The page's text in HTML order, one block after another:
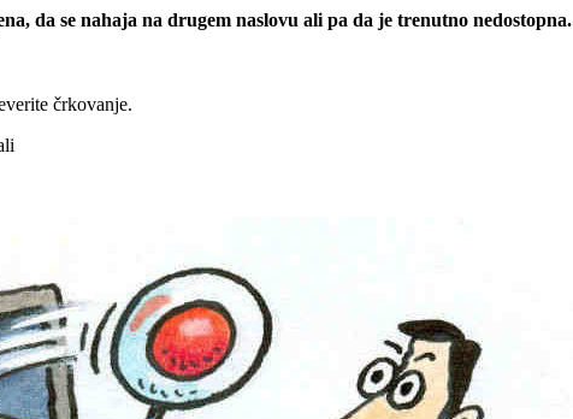
da se nahaja na drugem naslovu ali pa da je trenutno nedostopna.
črkovanje.